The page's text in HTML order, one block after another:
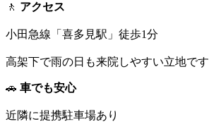
🚶 アクセス
小田急線「喜多見駅」徒歩1分
高架下で雨の日も来院しやすい立地です
🚗 車でも安心
近隣に提携駐車場あり